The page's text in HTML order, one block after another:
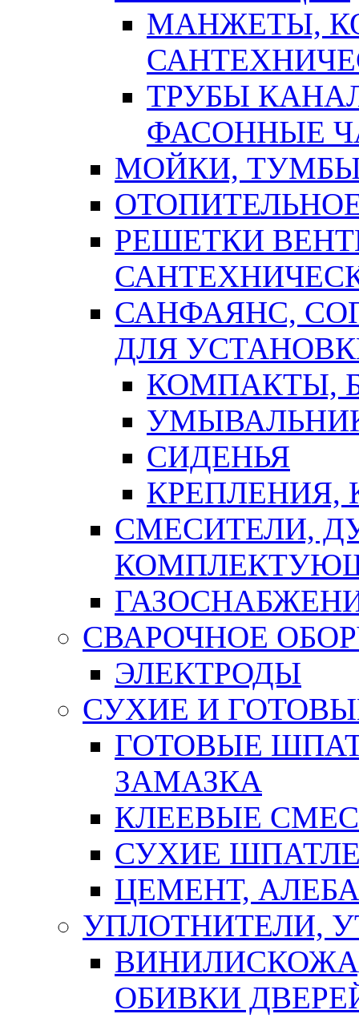
МАНЖЕТЫ,
ТРУБЫ
ФАСОННЫЕ
МОЙКИ,
РЕШЕТКИ
САНФАЯНС,
ДЛЯ
КОМПАКТЫ,
СИДЕНЬЯ
СМЕСИТЕЛИ,
СВАРОЧНОЕ
ЭЛЕКТРОДЫ
СУХИЕ И
ГОТОВЫЕ
ЗАМАЗКА
КЛЕЕВЫЕ
СУХИЕ
ЦЕМЕНТ,
УПЛОТНИТЕЛИ,
ОБИВКИ